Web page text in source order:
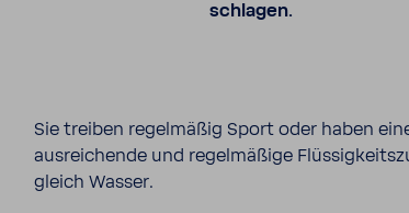
schlagen.
Sie treiben regel­mäßig Sport oder haben
ausrei­chende und regel­mä­ßige
gleich Wasser.